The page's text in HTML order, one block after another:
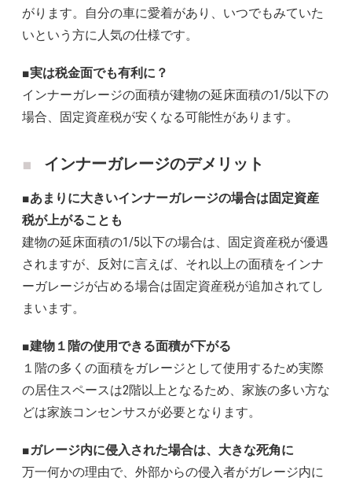
がります。自分の車に愛着があり、いつでもみていた
いという方に人気の仕様です。
■実は税金面でも有利に？
インナーガレージの面積が建物の延床面積の1/5以下の
場合、固定資産税が安くなる可能性があります。
インナーガレージのデメリット
■あまりに大きいインナーガレージの場合は固定資産
税が上がることも
建物の延床面積の1/5以下の場合は、固定資産税が優遇
されますが、反対に言えば、それ以上の面積をインナ
ーガレージが占める場合は固定資産税が追加されてし
まいます。
■建物１階の使用できる面積が下がる
１階の多くの面積をガレージとして使用するため実際
の居住スペースは2階以上となるため、家族の多い方な
どは家族コンセンサスが必要となります。
■ガレージ内に侵入された場合は、大きな死角に
万一何かの理由で、外部からの侵入者がガレージ内に